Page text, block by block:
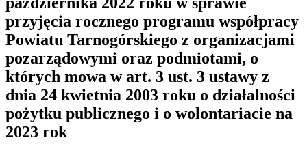
przyjęcia rocznego programu współpracy
Powiatu Tarnogórskiego z organizacjami
pozarządowymi oraz podmiotami, o
których mowa w art. 3 ust. 3 ustawy z
dnia 24 kwietnia 2003 roku o działalności
pożytku publicznego i o wolontariacie na
2023 rok